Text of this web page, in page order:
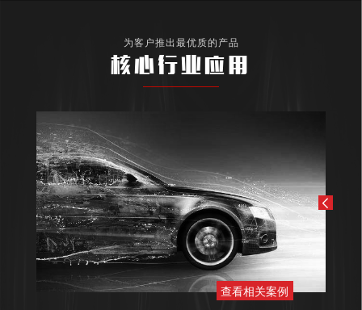
为客户推出最优质的产品
核心行业应用
查看相关案例